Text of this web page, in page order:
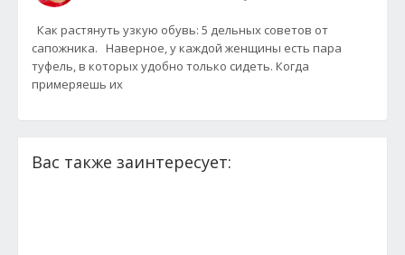
Как растянуть узкую обувь: 5 дельных советов от
сапожника. Наверное, у каждой женщины есть пара
туфель, в которых удобно только сидеть. Когда
примеряешь их
Вас также заинтересует: